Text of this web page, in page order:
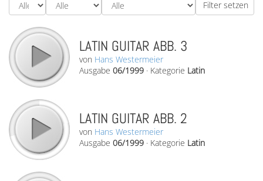
LATIN GUITAR ABB. 3
von Hans Westermeier
Ausgabe 06/1999 · Kategorie Latin
LATIN GUITAR ABB. 2
von Hans Westermeier
Ausgabe 06/1999 · Kategorie Latin